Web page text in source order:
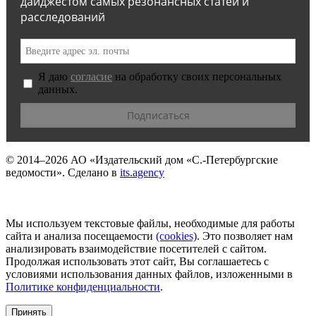
расследований
Я даю согласие на обработку своих персональных
данных.
© 2014–2026 АО «Издательский дом «С.-Петербургские
ведомости». Сделано в its.agency
Мы используем текстовые файлы, необходимые для работы
сайта и анализа посещаемости (сookies). Это позволяет нам
анализировать взаимодействие посетителей с сайтом.
Продолжая использовать этот сайт, Вы соглашаетесь с
условиями использования данных файлов, изложенными в
Политике конфиденциальности.
Принять